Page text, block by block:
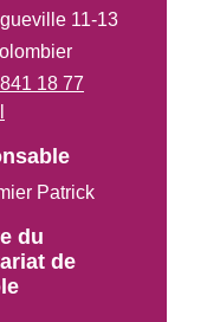
11-13
18 77
Patrick
du
de